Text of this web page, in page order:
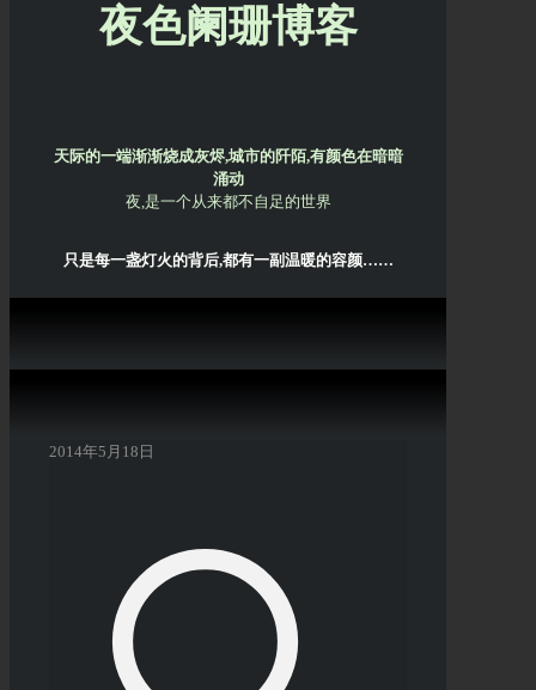
夜色阑珊博客
天际的一端渐渐烧成灰烬,城市的阡陌,有颜色在暗暗
涌动
夜,是一个从来都不自足的世界
只是每一盏灯火的背后,都有一副温暖的容颜……
2014年5月18日